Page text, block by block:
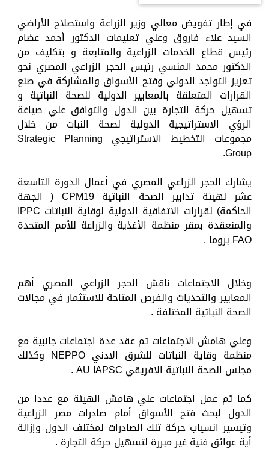
في إطار تفويض معالي وزير الزراعة واستصلاح الأراضي
السيد علاء فاروق وعلي تعليمات الدكتور أحمد عضام
رئيس قطاع الخدمات الزراعية والمتابعة و بتكليف من
الدكتور محمد المنسي رئيس الحجر الزراعي المصري نحو
تعزيز التواجد الدولي وفتح الأسواق والمشاركة في صنع
القرارات المتعلقة بالمعايير الدولية للصحة النباتية و
تسهيل حركة التجارة بين الدول والتوافق علي صياغة
الرؤي الاستراتيجية الدولية لصحة النبات من خلال
مجموعات التخطيط الاستراتيجي Strategic Planning
Group.
يشارك الحجر الزراعي المصري في أعمال الدورة التاسعة
عشر لهيئة تدابير الصحة النباتية CPM19 ( الجهة
الحاكمة) لقرارات الاتفاقية الدولية لوقاية النباتات IPPC
والمنعقدة بمقر منظمة الأغذية والزراعة للأمم المتحدة
FAO بروما .
وخلال الاجتماعات ناقش الحجر الزراعي المصري أهم
المعايير والتحديات والفرص المتاحة للاستثمار في مجالات
الصحة النباتية المختلفة .
وعلي هامش الاجتماعات تم عقد عدة اجتماعات جانبية مع
منظمة وقاية النباتات للشرق الادني NEPPO وكذلك
مجلس الصحة النباتية الافريقي AU IAPSC .
كما تم عمل اجتماعات علي هامش الهيئة مع عددا من
الدول لبحث فتح الأسواق أمام صادرات مصر الزراعية
وتيسير انسياب حركة تلك الصادرات لمختلف الدول وإزالة
أية عوائق فنية غير مبررة لتسهيل حركة التجارة .